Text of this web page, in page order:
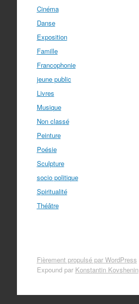
Cinéma
Danse
Exposition
Famille
Francophonie
jeune public
Livres
Musique
Non classé
Peinture
Poésie
Sculpture
socio politique
Spiritualité
Théâtre
Fièrement propulsé par WordPress
Expound par Konstantin Kovshenin